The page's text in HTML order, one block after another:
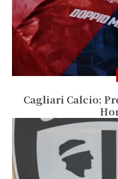
Cagliari Calcio: